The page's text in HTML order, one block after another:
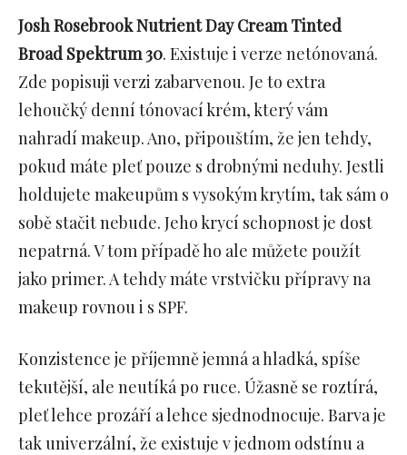
Josh RosebrookNutrient Day Cream Tinted
Broad Spektrum 30. Existuje i verze netónovaná.
Zde popisuji verzi zabarvenou. Je to extra
lehoučký denní tónovací krém, který vám
nahradí makeup. Ano, připouštím, že jen tehdy,
pokud máte pleť pouze s drobnými neduhy. Jestli
holdujete makeupům s vysokým krytím, tak sám o
sobě stačit nebude. Jeho krycí schopnost je dost
nepatrná. V tom případě ho ale můžete použít
jako primer. A tehdy máte vrstvičku přípravy na
makeup rovnou i s SPF.
Konzistence je příjemně jemná a hladká, spíše
tekutější, ale neutíká po ruce. Úžasně se roztírá,
pleť lehce prozáří a lehce sjednodnocuje. Barva je
tak univerzální, že existuje v jednom odstínu a